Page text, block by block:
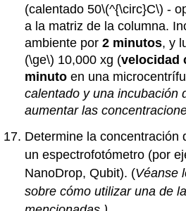
(calentado 50\(^{\circ}C\) -
a la matriz de la columna.
ambiente por2 minutos, y
(\ge\) 10,000 xg (velocidad
minuto en una
calentado y una incubación
aumentar las
Determine la concentración
un espectrofotómetro (por
NanoDrop, Qubit). (Véanse
sobre cómo utilizar una de